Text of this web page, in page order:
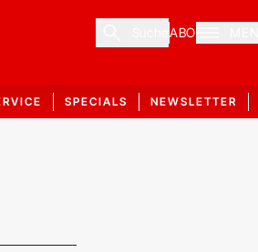
ABO
SPECIALS NEWSLETTER